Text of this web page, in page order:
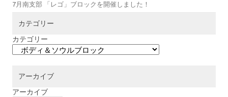
7月南支部 「レゴ」ブロックを開催しました！
カテゴリー
カテゴリー
アーカイブ
アーカイブ